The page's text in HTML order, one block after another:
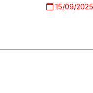
15/09/2025